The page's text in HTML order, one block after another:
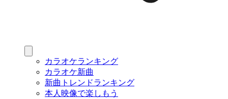
カラオケランキング
カラオケ新曲
新曲トレンドランキング
本人映像で楽しもう